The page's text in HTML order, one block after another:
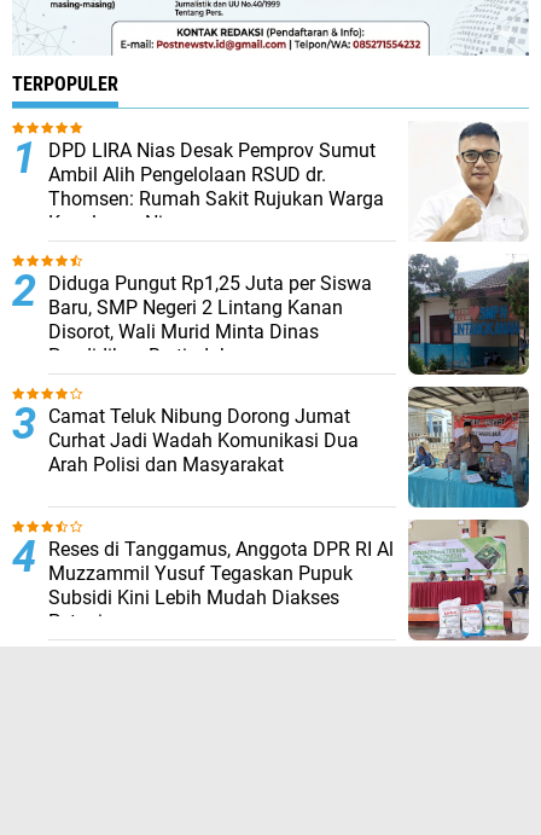
TERPOPULER
DPD LIRA Nias Desak Pemprov Sumut
Ambil Alih Pengelolaan RSUD dr.
Thomsen: Rumah Sakit Rujukan Warga
Kepulauan Nias
Diduga Pungut Rp1,25 Juta per Siswa
Baru, SMP Negeri 2 Lintang Kanan
Disorot, Wali Murid Minta Dinas
Pendidikan Bertindak
Camat Teluk Nibung Dorong Jumat
Curhat Jadi Wadah Komunikasi Dua
Arah Polisi dan Masyarakat
Reses di Tanggamus, Anggota DPR RI Al
Muzzammil Yusuf Tegaskan Pupuk
Subsidi Kini Lebih Mudah Diakses
Petani